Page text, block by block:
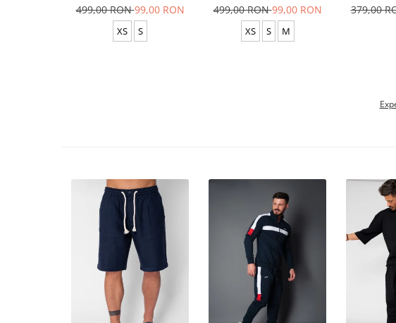
499,00 RON99,00 RON
XS S
499,00 RON99,00 RON
XS S M
379,00